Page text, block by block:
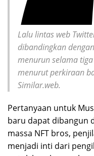
Lalu lintas web
dibandingkan
menurun selama
menurut perkiraan
Similar.web.
Pertanyaan untuk
baru dapat dibangun
massa NFT bros,
menjadi inti dari